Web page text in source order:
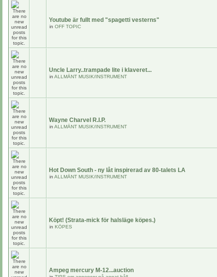
Youtube är fullt med "spagetti vesterns"
in OFF TOPIC
Uncle Larry..trampade lite i klaveret...
in ALLMÄNT MUSIK/INSTRUMENT
Wayne Charvel R.I.P.
in ALLMÄNT MUSIK/INSTRUMENT
Hot Down South - ny låt inspirerad av 80-talets LA
in ALLMÄNT MUSIK/INSTRUMENT
Köpt! (Strata-mick för halsläge köpes.)
in KÖPES
Ampeg mercury M-12...auction